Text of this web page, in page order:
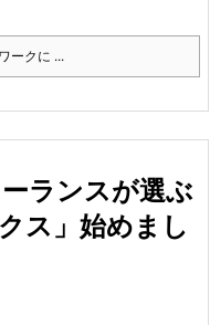
ークに ...
ランスが選ぶ
ス」始めまし